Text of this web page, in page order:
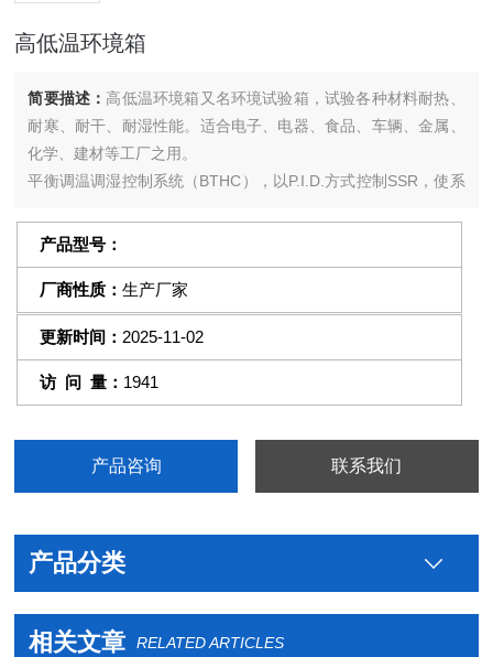
高低温环境箱
简要描述： 高低温环境箱又名环境试验箱，试验各种材料耐热、
耐寒、耐干、耐湿性能。适合电子、电器、食品、车辆、金属、
化学、建材等工厂之用。
平衡调温调湿控制系统（BTHC），以P.I.D.方式控制SSR，使系
产品型号：
厂商性质：生产厂家
更新时间： 2025-11-02
访 问 量： 1941
产品咨询 联系我们
产品分类
相关文章 RELATED ARTICLES